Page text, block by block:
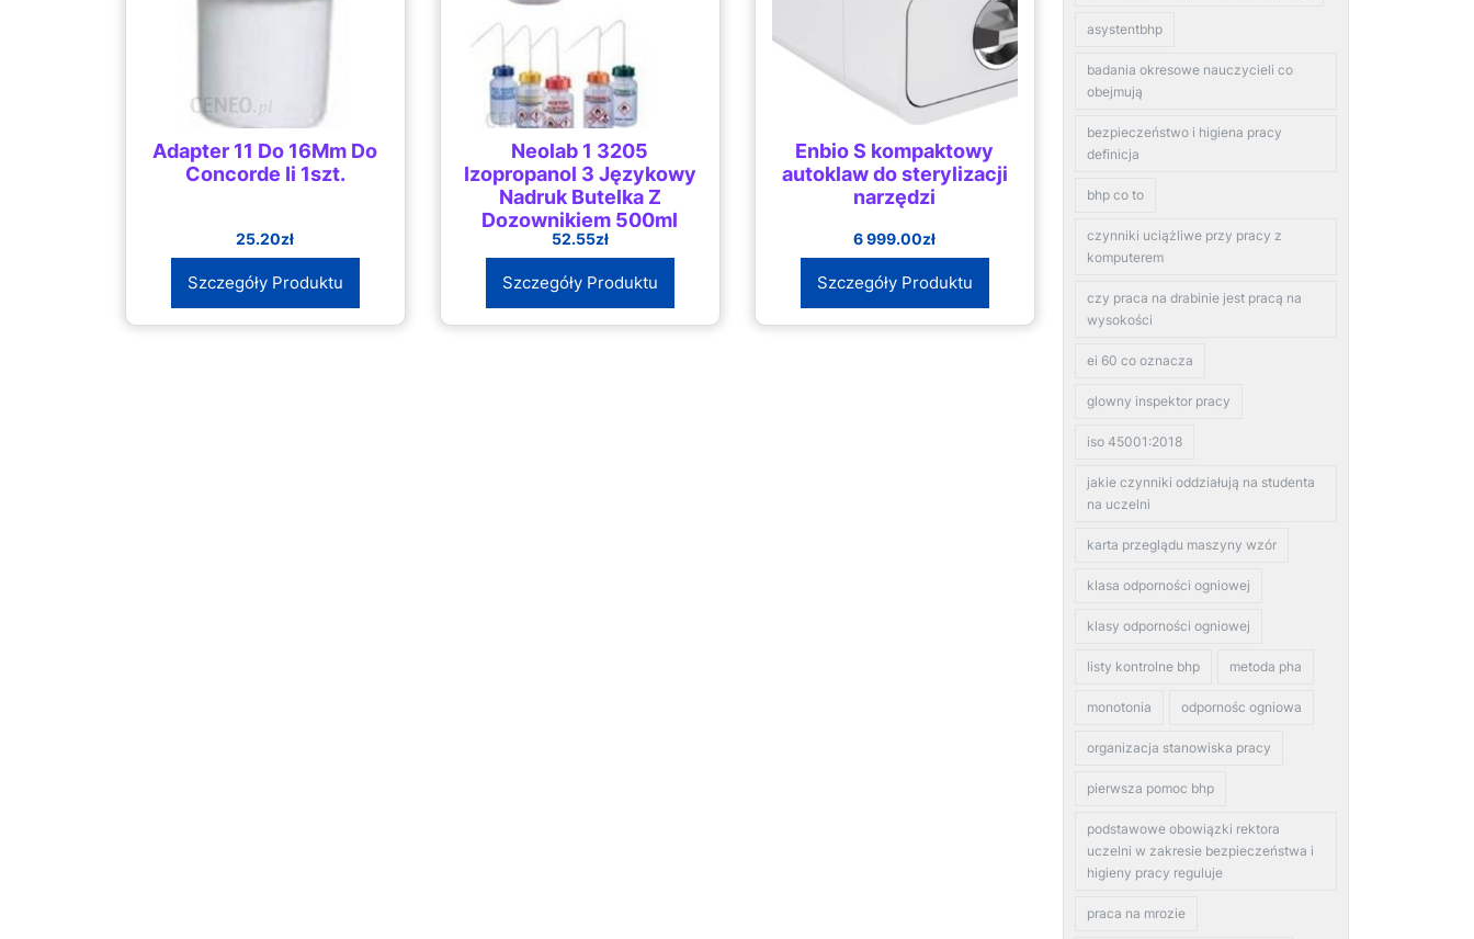
Adapter 11 Do 16Mm Do
Concorde Ii 1szt.
25.20zł
Szczegóły Produktu
Neolab 1 3205
Izopropanol 3 Językowy
Nadruk Butelka Z
Dozownikiem 500ml
52.55zł
Szczegóły Produktu
Enbio S kompaktowy
autoklaw do sterylizacji
narzędzi
6 999.00zł
Szczegóły Produktu
asystentbhp
badania okresowe nauczycieli co
obejmują
bezpieczeństwo i higiena pracy
definicja
bhp co to
czynniki uciążliwe przy pracy z
komputerem
czy praca na drabinie jest pracą na
wysokości
ei 60 co oznacza
glowny inspektor pracy
iso 45001:2018
jakie czynniki oddziałują na studenta
na uczelni
karta przeglądu maszyny wzór
klasa odporności ogniowej
klasy odporności ogniowej
listy kontrolne bhp metoda pha
monotonia odpornośc ogniowa
organizacja stanowiska pracy
pierwsza pomoc bhp
podstawowe obowiązki rektora
uczelni w zakresie bezpieczeństwa i
higieny pracy reguluje
praca na mrozie